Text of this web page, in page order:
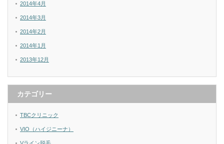
2014年4月
2014年3月
2014年2月
2014年1月
2013年12月
カテゴリー
TBCクリニック
VIO（ハイジニーナ）